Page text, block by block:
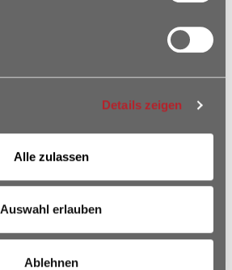
Details zeigen
Alle zulassen
Auswahl erlauben
Ablehnen